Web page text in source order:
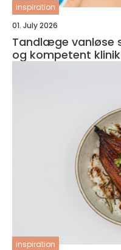
inspiration
01. July 2026
Tandlæge vanløse sådan finder du en tryg
og kompetent klinik
inspiration